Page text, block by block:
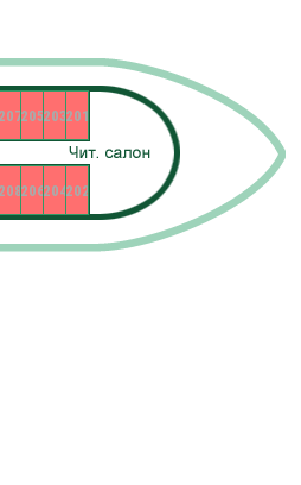
201
202
203
204
205
206